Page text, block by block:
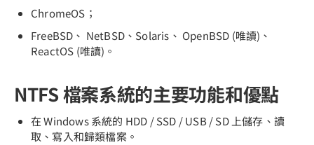
ChromeOS；
FreeBSD、 NetBSD、Solaris、 OpenBSD (唯讀)、
ReactOS (唯讀)。
NTFS 檔案系統的主要功能和優點
在 Windows 系統的 HDD / SSD / USB / SD 上儲存、讀
取、寫入和歸類檔案。